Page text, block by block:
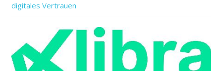
digitales Vertrauen